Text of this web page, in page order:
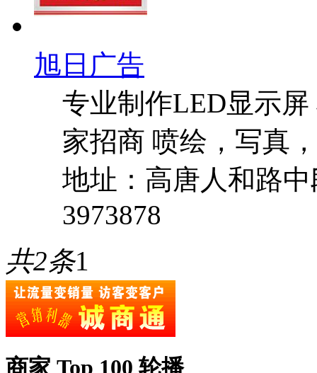
旭日广告
专业制作LED显示
家招商 喷绘，写真
地址：高唐人和路
3973878
共2条1
商家 Top 100 轮播